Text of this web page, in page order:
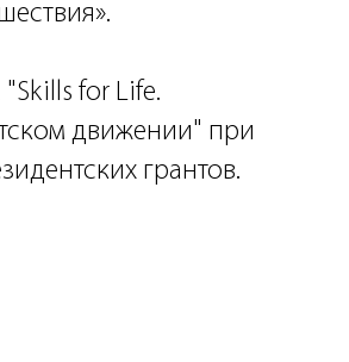
for Life.
движении" при
грантов.